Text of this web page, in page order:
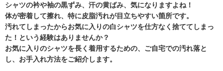
シャツの衿や袖の黒ずみ、汗の黄ばみ、気になりますよね！
体が密着して擦れ、特に皮脂汚れが目立ちやすい箇所です。
汚れてしまったからお気に入りの白シャツを仕方なく捨ててしまっ
た！という経験はありませんか？
お気に入りのシャツを長く着用するための、ご自宅での汚れ落と
し、お手入れ方法をご紹介します。